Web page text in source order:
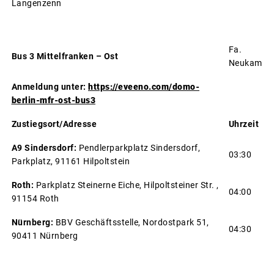
Langenzenn
Bus 3 Mittelfranken – Ost
Fa.
Neukam
Anmeldung unter: https://eveeno.com/domo-
berlin-mfr-ost-bus3
Zustiegsort/Adresse Uhrzeit
A9 Sindersdorf: Pendlerparkplatz Sindersdorf,
Parkplatz, 91161 Hilpoltstein
03:30
Roth: Parkplatz Steinerne Eiche, Hilpoltsteiner Str. ,
91154 Roth
04:00
Nürnberg: BBV Geschäftsstelle, Nordostpark 51,
90411 Nürnberg
04:30